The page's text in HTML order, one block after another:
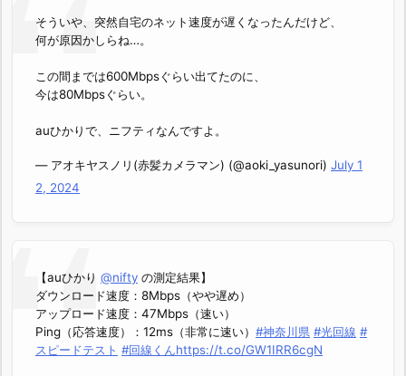
そういや、突然自宅のネット速度が遅くなったんだけど、
何が原因かしらね…。
この間までは600Mbpsぐらい出てたのに、
今は80Mbpsぐらい。
auひかりで、ニフティなんですよ。
— アオキヤスノリ(赤髪カメラマン) (@aoki_yasunori) July 1
2, 2024
【auひかり @nifty の測定結果】
ダウンロード速度：8Mbps（やや遅め）
アップロード速度：47Mbps（速い）
Ping（応答速度）：12ms（非常に速い） #神奈川県 #光回線 #
スピードテスト #回線くんhttps://t.co/GW1IRR6cgN